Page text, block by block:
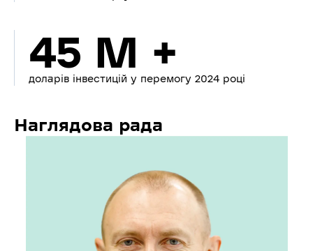
45 M +
доларів інвестицій у перемогу 2024 році
Наглядова рада